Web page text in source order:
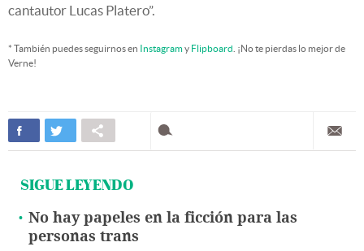
cantautor Lucas Platero”.
* También puedes seguirnos en Instagramy Flipboard . ¡No te pierdas lo mejor de
Verne!
SIGUE LEYENDO
No hay papeles en la ficción para las
personas trans